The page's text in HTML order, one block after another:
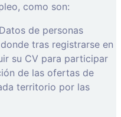
como son:
de personas
tras registrarse en
su CV para participar
de las ofertas de
territorio por las